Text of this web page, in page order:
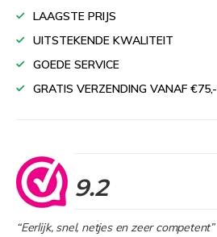
LAAGSTE PRIJS
UITSTEKENDE KWALITEIT
GOEDE SERVICE
GRATIS VERZENDING VANAF €75,-
9.2
“Eerlijk, snel, netjes en zeer competent”